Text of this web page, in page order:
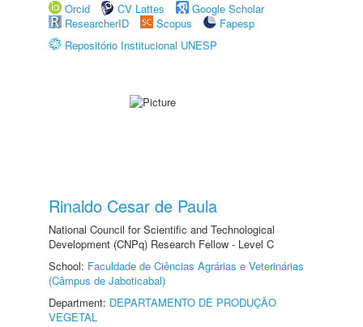
Orcid
CV Lattes
Google Scholar
ResearcherID
Scopus
Fapesp
Repositório Institucional UNESP
Rinaldo Cesar de Paula
National Council for Scientific and Technological
Development (CNPq) Research Fellow - Level C
School: Faculdade de Ciências Agrárias e Veterinárias
(Câmpus de Jaboticabal)
Department: DEPARTAMENTO DE PRODUÇÃO
VEGETAL